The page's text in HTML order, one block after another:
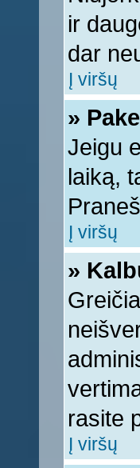
ir
dar
Į viršų
»
Jeigu
laiką,
Į viršų
»
rasite
Į viršų